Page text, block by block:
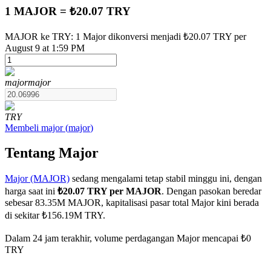
USDT Berjangka
Kontrak berjangka menggunakan USDT sebagai jaminannya
COIN-M Berjangka
Mata Uang Kripto Berjangka
TradFi
1 MAJOR = ₺20.07 TRY
MAJOR ke TRY: 1 Major dikonversi menjadi ₺20.07 TRY per
August 9 at 1:59 PM
majormajor
TRY
Membeli major(major)
Tentang Major
Major (MAJOR) sedang mengalami tetap stabil minggu ini, dengan
harga saat ini ₺20.07 TRY per MAJOR. Dengan pasokan beredar
sebesar 83.35M MAJOR, kapitalisasi pasar total Major kini berada
di sekitar ₺156.19M TRY.
Dalam 24 jam terakhir, volume perdagangan Major mencapai ₺0
TRY